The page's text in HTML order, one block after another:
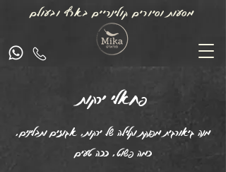
מסעות וסיורים קולינריים בארץ ובעולם
פחאלי ירקות
מנה גיאורגית מפנקת וקלילה של ירקות, אגוזים ותבלינים,
כמה פשוט, ככה טעים